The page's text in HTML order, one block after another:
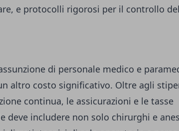
e protocolli rigorosi per il controllo
di personale medico e
altro costo significativo. Oltre agli
continua, le assicurazioni e le tasse
deve includere non solo chirurghi e